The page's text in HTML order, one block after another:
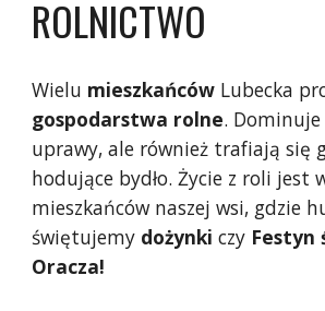
ROLNICTWO
Wielu mieszkańców Lubecka
gospodarstwa rolne.
uprawy, ale również trafiają się
hodujące bydło. Życie z roli jest
mieszkańców naszej wsi, gdzie
świętujemy dożynki czy Festyn
Oracza!